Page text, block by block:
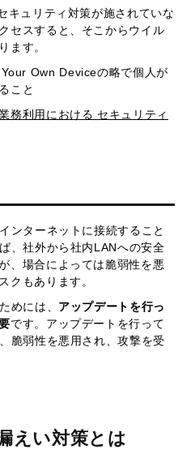
キュリティ対策が施されていな
セスすると、そこからウイル
ます。
Own Deviceの略で個人が
こと
務利用における セキュリティ
ンターネットに接続すること
、社外から社内LANへの安全
、場合によっては脆弱性を悪
クもあります。
めには、 アップデートを行っ
です。アップデートを行って
脆弱性を悪用され、攻撃を受
えい対策とは